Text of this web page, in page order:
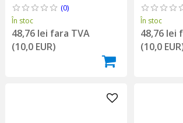
(0)
În stoc
48,76 lei fara TVA
(10,0 EUR)
În stoc
48,76 lei
(10,0